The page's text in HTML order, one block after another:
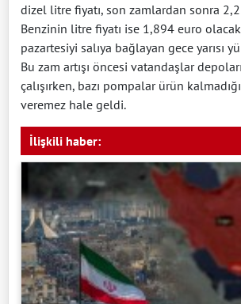
dizel litre fiyatı, son zamlardan sonra
Benzinin litre fiyatı ise 1,894 euro
pazartesiyi salıya bağlayan gece yarısı
Bu zam artışı öncesi vatandaşlar
çalışırken, bazı pompalar ürün
veremez hale geldi.
İlişkili haber: